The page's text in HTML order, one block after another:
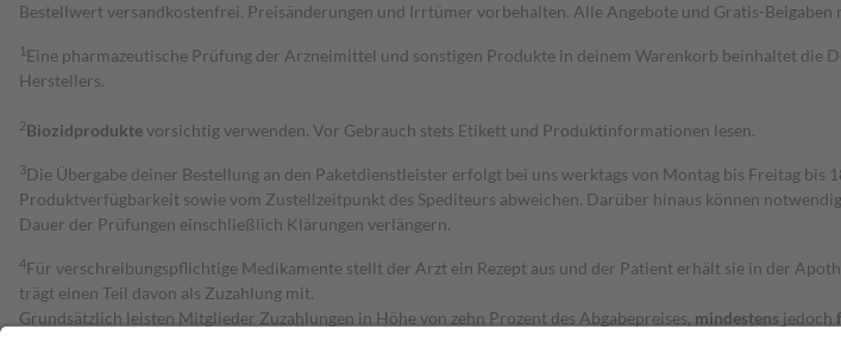
Bestell­wert versand­kosten­frei. Preisänderungen und Irrtümer vorbehalten. Alle Angebote und Gratis-Beigaben
1 Eine pharmazeutische Prüfung der Arzneimittel und sonstigen Produkte in deinem Warenkorb beinhaltet
Herstellers.
2Biozidproduktevorsichtig verwenden. Vor Gebrauch stets Etikett und Produktinformationen lesen.
3Die Übergabe deiner Bestellung an den Paketdienstleister erfolgt bei uns werktags von Montag bis Freitag
Produktverfügbarkeit sowie vom Zustellzeitpunkt des Spediteurs abweichen. Darüber hinaus können
Dauer der Prüfungen einschließlich Klärungen verlängern.
4Für verschreibungspflichtige Medikamente stellt der Arzt ein Rezept aus und der Patient erhält sie in der
trägt einen Teil davon als Zuzahlung mit.
Grundsätzlich leisten Mitglieder Zuzahlungen in Höhe von zehn Prozent des Abgabepreises, mindestens jedoch